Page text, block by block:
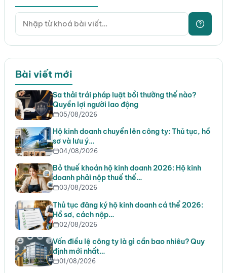
Bài viết mới
Sa thải trái pháp luật bồi thường thế nào?
Quyền lợi người lao động
05/08/2026
Hộ kinh doanh chuyển lên công ty: Thủ tục, hồ
sơ và lưu ý…
04/08/2026
Bỏ thuế khoán hộ kinh doanh 2026: Hộ kinh
doanh phải nộp thuế thế…
03/08/2026
Thủ tục đăng ký hộ kinh doanh cá thể 2026:
Hồ sơ, cách nộp…
02/08/2026
Vốn điều lệ công ty là gì cần bao nhiêu? Quy
định mới nhất…
01/08/2026